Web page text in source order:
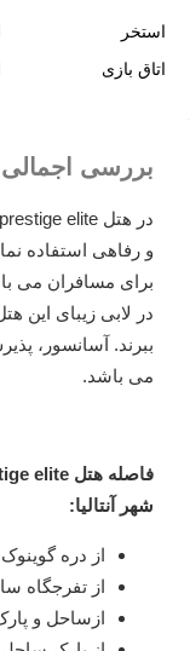
استخر
اتاق بازی
بررسی اجمالی
و رفاهی استفاده
برای مسافران می
در لابی زیبای این
می باشد.
شهر آنتالیا:
از دره گوینوک تنها 3.4
از تفرجگاه ساحلی
ازساحل و پارک